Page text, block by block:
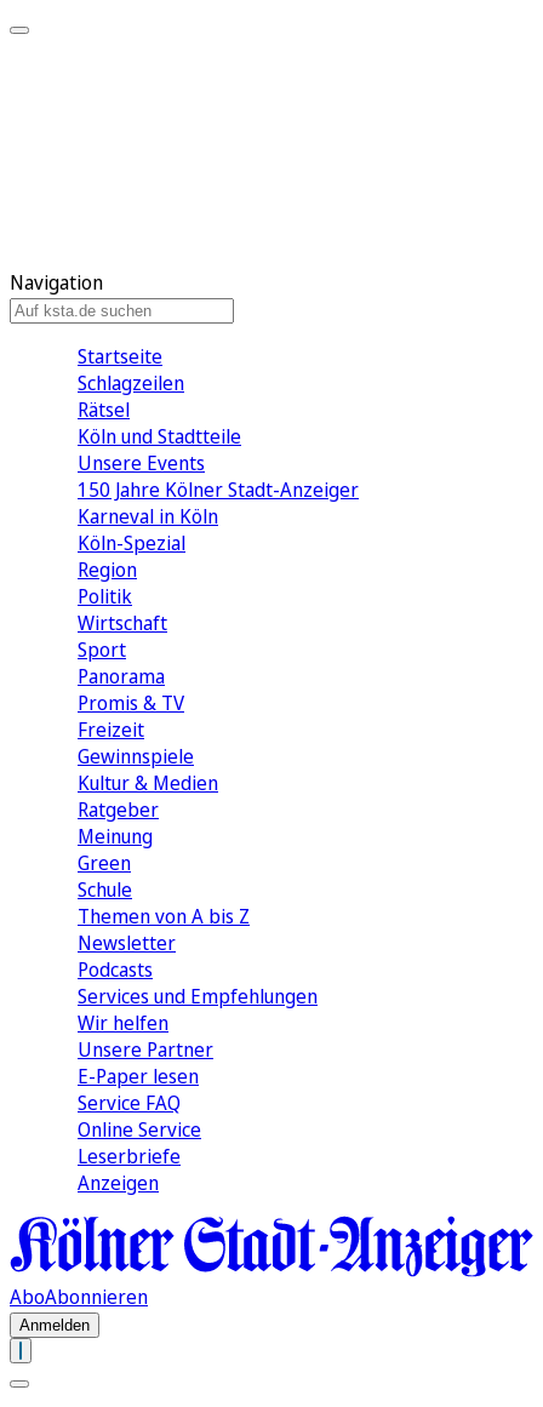
Navigation
Startseite
Schlagzeilen
Rätsel
Köln und Stadtteile
Unsere Events
150 Jahre Kölner Stadt-Anzeiger
Karneval in Köln
Köln-Spezial
Region
Politik
Wirtschaft
Sport
Panorama
Promis & TV
Freizeit
Gewinnspiele
Kultur & Medien
Ratgeber
Meinung
Green
Schule
Themen von A bis Z
Newsletter
Podcasts
Services und Empfehlungen
Wir helfen
Unsere Partner
E-Paper lesen
Service FAQ
Online Service
Leserbriefe
Anzeigen
AboAbonnieren
Anmelden